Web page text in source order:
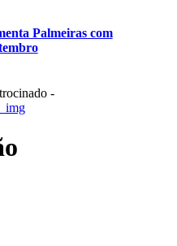
Palmeiras com
-